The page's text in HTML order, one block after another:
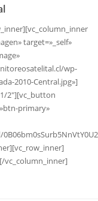
target=»_self»
wp-
2010-Central.jpg»]
2″][vc_button
primary»
vc_column_inner]